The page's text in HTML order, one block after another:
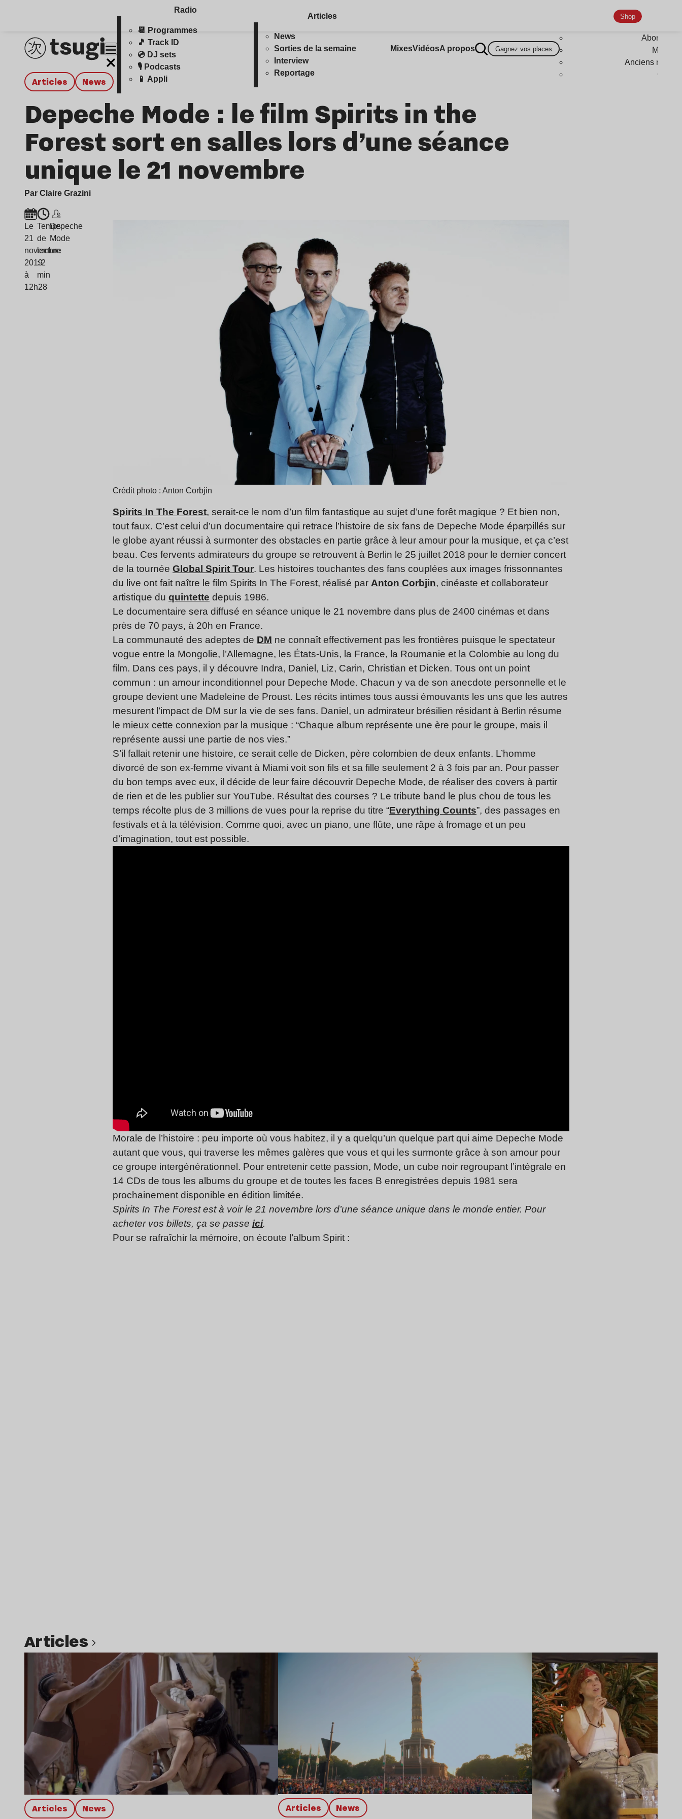
Radio
📆 Programmes
🎵 Track ID
💿 DJ sets
🎙️ Podcasts
📱 Appli
Articles
News
Sorties de la semaine
Interview
Reportage
MixesVidéosA propos Gagnez vos places
Shop
Anciens
Articles news
Depeche Mode : le film Spirits in the
Forest sort en salles lors d’une séance
unique le 21 novembre
Par Claire Grazini
Le
21
novembre
2019
à
12h28
Temps
de
lecture
: 2
min
Depeche
Mode
Crédit photo : Anton Corbjin
Spirits In The Forest, serait-ce le nom d’un film fantastique au sujet d’une forêt magique ? Et bien non,
tout faux. C’est celui d’un documentaire qui retrace l’histoire de six fans de Depeche Mode éparpillés sur
le globe ayant réussi à surmonter des obstacles en partie grâce à leur amour pour la musique, et ça c’est
beau. Ces fervents admirateurs du groupe se retrouvent à Berlin le 25 juillet 2018 pour le dernier concert
de la tournée Global Spirit Tour. Les histoires touchantes des fans couplées aux images frissonnantes
du live ont fait naître le film Spirits In The Forest, réalisé par Anton Corbjin, cinéaste et collaborateur
artistique du quintette depuis 1986.
Le documentaire sera diffusé en séance unique le 21 novembre dans plus de 2400 cinémas et dans
près de 70 pays, à 20h en France.
La communauté des adeptes de DM ne connaît effectivement pas les frontières puisque le spectateur
vogue entre la Mongolie, l’Allemagne, les États-Unis, la France, la Roumanie et la Colombie au long du
film. Dans ces pays, il y découvre Indra, Daniel, Liz, Carin, Christian et Dicken. Tous ont un point
commun : un amour inconditionnel pour Depeche Mode. Chacun y va de son anecdote personnelle et le
groupe devient une Madeleine de Proust. Les récits intimes tous aussi émouvants les uns que les autres
mesurent l’impact de DM sur la vie de ses fans. Daniel, un admirateur brésilien résidant à Berlin résume
le mieux cette connexion par la musique : “Chaque album représente une ère pour le groupe, mais il
représente aussi une partie de nos vies.”
S’il fallait retenir une histoire, ce serait celle de Dicken, père colombien de deux enfants. L’homme
divorcé de son ex-femme vivant à Miami voit son fils et sa fille seulement 2 à 3 fois par an. Pour passer
du bon temps avec eux, il décide de leur faire découvrir Depeche Mode, de réaliser des covers à partir
de rien et de les publier sur YouTube. Résultat des courses ? Le tribute band le plus chou de tous les
temps récolte plus de 3 millions de vues pour la reprise du titre “Everything Counts”, des passages en
festivals et à la télévision. Comme quoi, avec un piano, une flûte, une râpe à fromage et un peu
d’imagination, tout est possible.
Morale de l’histoire : peu importe où vous habitez, il y a quelqu’un quelque part qui aime Depeche Mode
autant que vous, qui traverse les mêmes galères que vous et qui les surmonte grâce à son amour pour
ce groupe intergénérationnel. Pour entretenir cette passion, Mode, un cube noir regroupant l’intégrale en
14 CDs de tous les albums du groupe et de toutes les faces B enregistrées depuis 1981 sera
prochainement disponible en édition limitée.
Spirits In The Forest est à voir le 21 novembre lors d’une séance unique dans le monde entier. Pour
acheter vos billets, ça se passe ici.
Pour se rafraîchir la mémoire, on écoute l’album Spirit :
Articles
Articles news Articles news
Lire l’article Lire l’article